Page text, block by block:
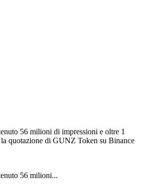
56 milioni di impressioni e oltre 1
quotazione di GUNZ Token su Binance
56 milioni...